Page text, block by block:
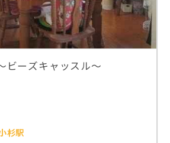
ーズキャッスル～
杉駅